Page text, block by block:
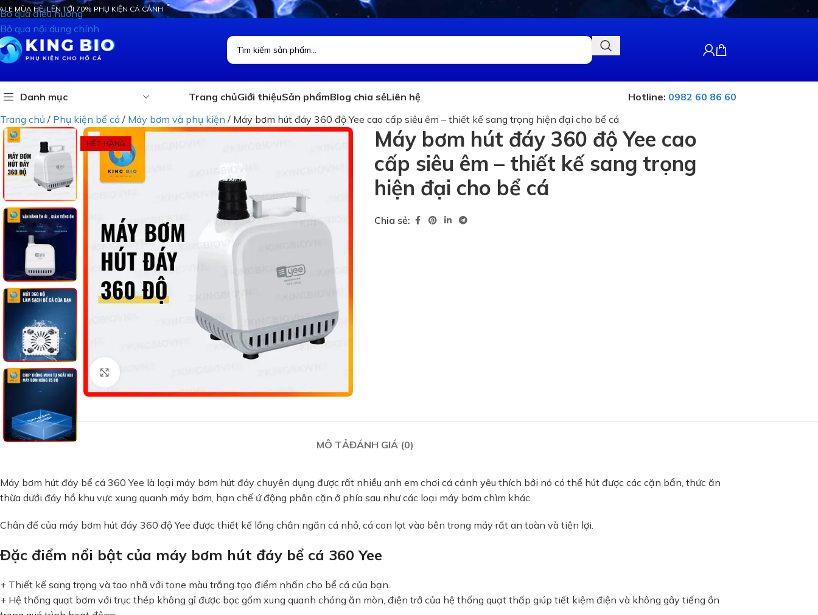
Bỏ qua điều hướng
Bỏ qua nội dung chính
MÙA HÈ: LÊN TỚI 70% PHỤ KIỆN CÁ CẢNH
Danh mục Trang chủGiới thiệuSản phẩmBlog chia sẻLiên hệ Hotline: 0982 60 86 60
Trang chủ / Phụ kiện bể cá / Máy bơm và phụ kiện / Máy bơm hút đáy 360 độ Yee cao cấp siêu êm – thiết kế sang trọng hiện đại cho bể cá
HẾT HÀNG
Máy bơm hút đáy 360 độ Yee cao
cấp siêu êm – thiết kế sang trọng
hiện đại cho bể cá
Chia sẻ:
MÔ TẢĐÁNH GIÁ (0)
Máy bơm hút đáy bể cá 360 Yee là loại máy bơm hút đáy chuyên dụng được rất nhiều anh em chơi cá cảnh yêu thích bởi nó có thể hút được các cặn bẩn, thức ăn
thừa dưới đáy hồ khu vực xung quanh máy bơm, hạn chế ứ động phân cặn ở phía sau như các loại máy bơm chìm khác.
Chân đế của máy bơm hút đáy 360 độ Yee được thiết kế lồng chắn ngăn cá nhỏ, cá con lọt vào bên trong máy rất an toàn và tiện lợi.
Đặc điểm nổi bật của máy bơm hút đáy bể cá 360 Yee
+ Thiết kế sang trọng và tao nhã với tone màu trắng tạo điểm nhấn cho bể cá của bạn.
+ Hệ thống quạt bơm với trục thép không gỉ được bọc gốm xung quanh chóng ăn mòn, điện trở của hệ thống quạt thấp giúp tiết kiệm điện và không gây tiếng ồn